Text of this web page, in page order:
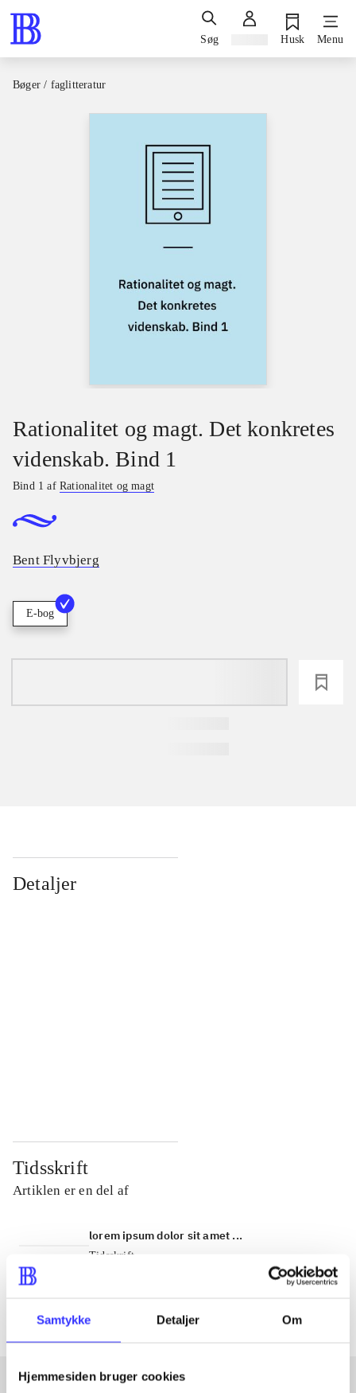
Samtykke Detaljer Om
Hjemmesiden bruger cookies
Søg Husk Menu
Bøger / faglitteratur
Rationalitet og magt. Det konkretes
videnskab. Bind 1
Bind 1 afRationalitet og magt
Bent Flyvbjerg
E-bog
Detaljer
Tidsskrift
Artiklen er en del af
lorem ipsum dolor sit amet ...
Tidsskrift
Artiklerne i